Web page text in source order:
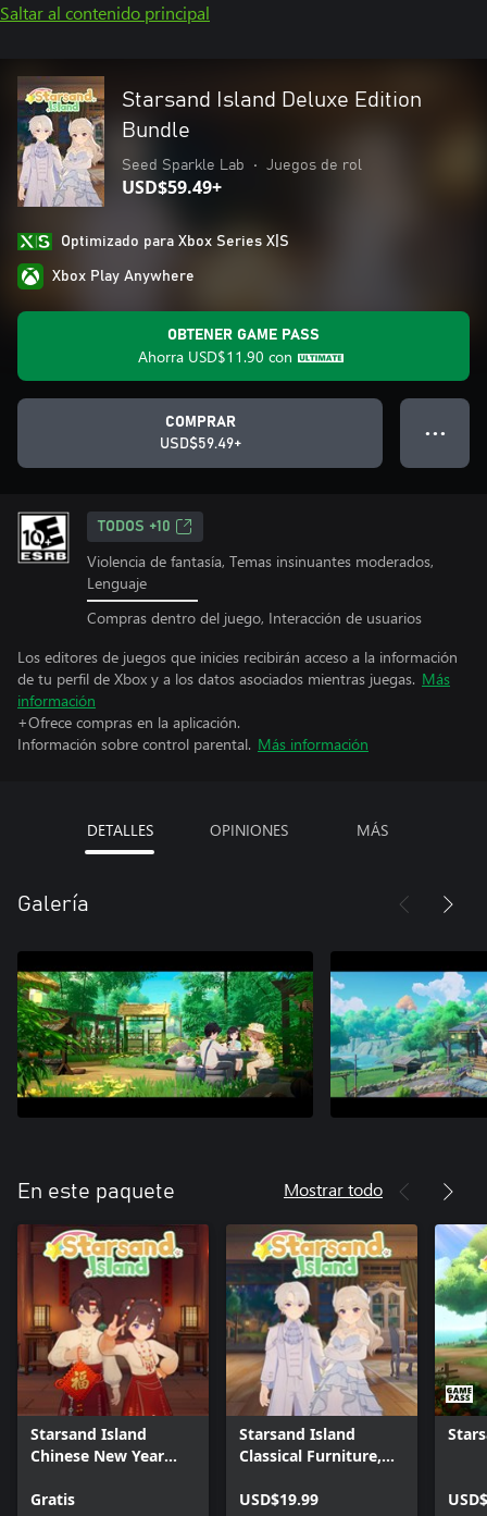
Saltar al contenido principal
Starsand Island Deluxe Edition
Bundle
Seed Sparkle Lab • Juegos de rol
USD$59.49+
Optimizado para Xbox Series X|S
Xbox Play Anywhere
OBTENER GAME PASS
Ahorra USD$11.90 con
COMPRAR
USD$59.49+
● ● ●
TODOS +10
Violencia de fantasía, Temas insinuantes moderados,
Lenguaje
Compras dentro del juego, Interacción de usuarios
Los editores de juegos que inicies recibirán acceso a la información
de tu perfil de Xbox y a los datos asociados mientras juegas. Más
información
+Ofrece compras en la aplicación.
Información sobre control parental. Más información
DETALLES OPINIONES MÁS
Galería
En este paquete Mostrar todo
Starsand Island
Chinese New Year
DLC
Gratis
Starsand Island
Classical Furniture,
USD$19.99